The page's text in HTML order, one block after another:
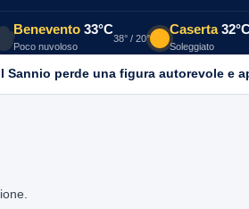
Benevento 33°C
Poco nuvoloso
38° / 20°
Caserta
Soleggiato
Sannio perde una figura autorevole e